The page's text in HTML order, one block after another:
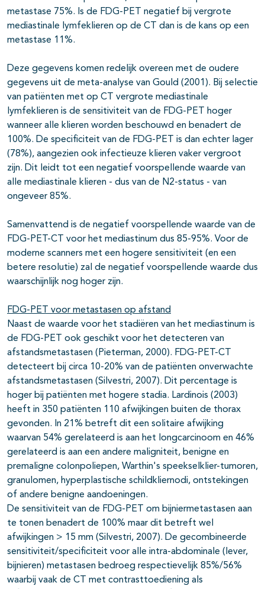
metastase 75%. Is de FDG-PET negatief bij vergrote
mediastinale lymfeklieren op de CT dan is de kans op een
metastase 11%.
Deze gegevens komen redelijk overeen met de oudere
gegevens uit de meta-analyse van Gould (2001). Bij selectie
van patiënten met op CT vergrote mediastinale
lymfeklieren is de sensitiviteit van de FDG-PET hoger
wanneer alle klieren worden beschouwd en benadert de
100%. De specificiteit van de FDG-PET is dan echter lager
(78%), aangezien ook infectieuze klieren vaker vergroot
zijn. Dit leidt tot een negatief voorspellende waarde van
alle mediastinale klieren - dus van de N2-status - van
ongeveer 85%.
Samenvattend is de negatief voorspellende waarde van de
FDG-PET-CT voor het mediastinum dus 85-95%. Voor de
moderne scanners met een hogere sensitiviteit (en een
betere resolutie) zal de negatief voorspellende waarde dus
waarschijnlijk nog hoger zijn.
FDG-PET voor metastasen op afstand
Naast de waarde voor het stadiëren van het mediastinum is
de FDG-PET ook geschikt voor het detecteren van
afstandsmetastasen (Pieterman, 2000). FDG-PET-CT
detecteert bij circa 10-20% van de patiënten onverwachte
afstandsmetastasen (Silvestri, 2007). Dit percentage is
hoger bij patiënten met hogere stadia. Lardinois (2003)
heeft in 350 patiënten 110 afwijkingen buiten de thorax
gevonden. In 21% betreft dit een solitaire afwijking
waarvan 54% gerelateerd is aan het longcarcinoom en 46%
gerelateerd is aan een andere maligniteit, benigne en
premaligne colonpoliepen, Warthin's speekselklier-tumoren,
granulomen, hyperplastische schildkliernodi, ontstekingen
of andere benigne aandoeningen.
De sensitiviteit van de FDG-PET om bijniermetastasen aan
te tonen benadert de 100% maar dit betreft wel
afwijkingen > 15 mm (Silvestri, 2007). De gecombineerde
sensitiviteit/specificiteit voor alle intra-abdominale (lever,
bijnieren) metastasen bedroeg respectievelijk 85%/56%
waarbij vaak de CT met contrasttoediening als